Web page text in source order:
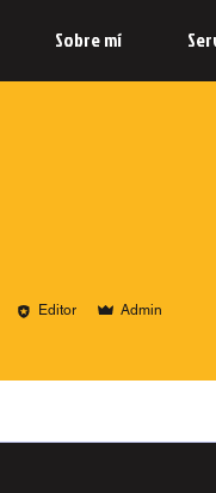
Sobre mí
Editor Admin